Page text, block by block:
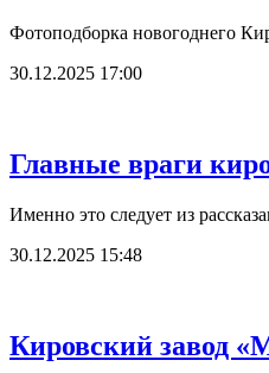
Фотоподборка новогоднего
30.12.2025 17:00
Главные враги
Именно это следует из
30.12.2025 15:48
Кировский завод